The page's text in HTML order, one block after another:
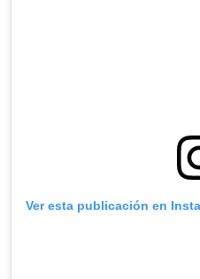
Ver esta publicación en